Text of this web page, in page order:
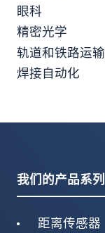
眼科
精密光学
轨道和铁路运输
焊接自动化
我们的产品系列
距离传感器